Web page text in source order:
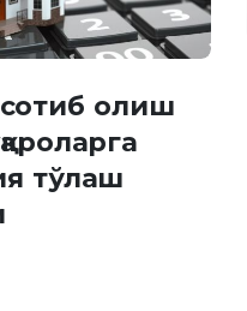
олиш
тўлаш